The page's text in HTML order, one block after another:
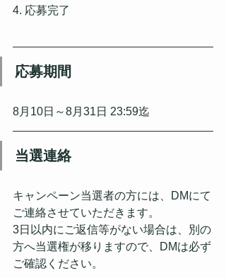
4. 応募完了
応募期間
8月10日～8月31日 23:59迄
当選連絡
キャンペーン当選者の方には、DMにて
ご連絡させていただきます。
3日以内にご返信等がない場合は、別の
方へ当選権が移りますので、DMは必ず
ご確認ください。